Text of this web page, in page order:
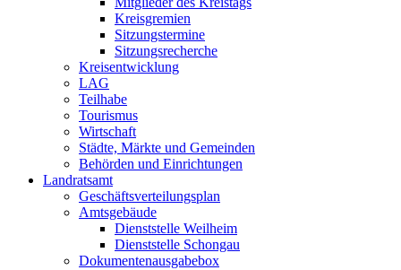
Kreisgremien
Sitzungstermine
Sitzungsrecherche
Kreisentwicklung
LAG
Teilhabe
Tourismus
Wirtschaft
Städte, Märkte und Gemeinden
Behörden und Einrichtungen
Landratsamt
Geschäftsverteilungsplan
Amtsgebäude
Dienststelle Weilheim
Dienststelle Schongau
Dokumentenausgabebox